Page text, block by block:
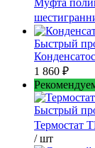
Быстрый
1 860 ₽
Быстрый
Термостат
/ шт